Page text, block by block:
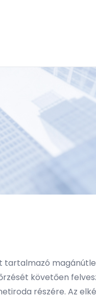
tartalmazó
követően
részére. Az